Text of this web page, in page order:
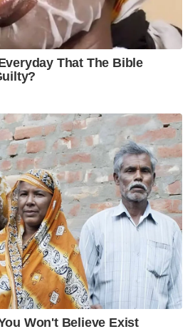
ไม่ได้รับอันตรายอย่างเด็ดขาด
ามกระทรวงมหาดไทยว่า ทำไม
ำบังเกอร์ หลุมหลบภัย นาย
กราบเรียนนายกฯ ไปแล้ว
ดอำเภอเร่งสำรวจหลุมหลบภัย ทั้ง
นที่ยังขาดอยู่ซึ่งมีหลายแห่งที่ขาด
ไปแล้วว่า สำนักงานปลัดกระทรวง
วกนี้อยู่ ไม่ต้องของบกลาง และจะ
มหลบภัย ซึ่งต้องทำให้มีมาตรฐาน
ย แข็งแรง ทางเข้าทางออกต้อง
ตั้งอยู่ริมถนนที่สามารถเคลื่อนย้าย
ย ต้องมีการวางแผนซ้อมเคลื่อน
ฯ ว่า ในหลุมหลบภัยยังเป็นพื้น
นกรีตจะอมความร้อน คงจะใช้
าเทียมไปวางไว้เพื่อให้ช่วงที่มี